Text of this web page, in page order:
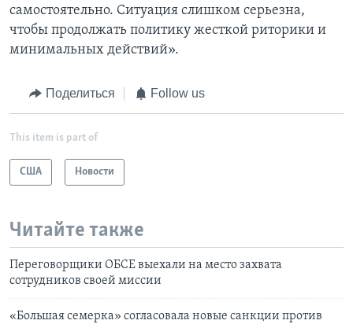
самостоятельно. Ситуация слишком серьезна,
чтобы продолжать политику жесткой риторики и
минимальных действий».
Поделиться Follow us
This item is part of
США Новости
Читайте также
Переговорщики ОБСЕ выехали на место захвата
сотрудников своей миссии
«Большая семерка» согласовала новые санкции против